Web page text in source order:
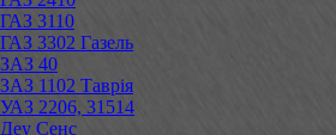
ГАЗ 3110
ГАЗ 3302 Газель
ЗАЗ 40
ЗАЗ 1102 Таврія
УАЗ 2206, 31514
Деу Сенс